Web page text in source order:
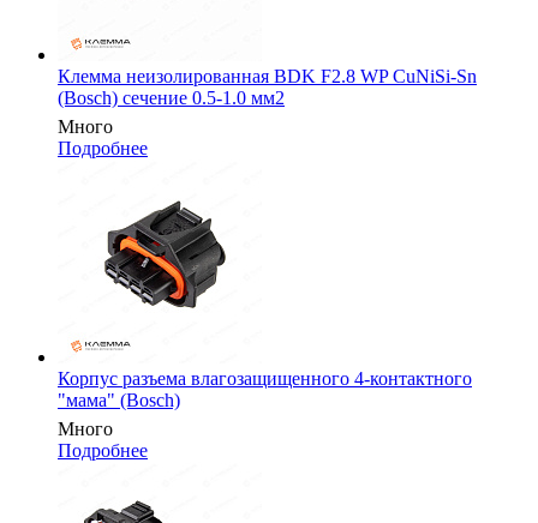
Клемма неизолированная BDK F2.8 WP CuNiSi-Sn
(Bosch) сечение 0.5-1.0 мм2
Много
Подробнее
Корпус разъема влагозащищенного 4-контактного
"мама" (Bosch)
Много
Подробнее